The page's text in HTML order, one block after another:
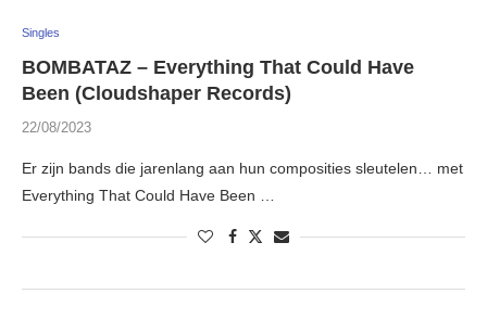
Singles
BOMBATAZ – Everything That Could Have
Been (Cloudshaper Records)
22/08/2023
Er zijn bands die jarenlang aan hun composities sleutelen… met
Everything That Could Have Been …